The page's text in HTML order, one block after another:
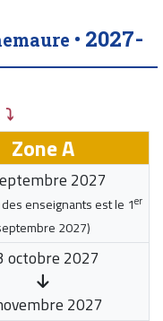
• 2027-
Zone A
2027
enseignants est le 1er
2027)
octobre 2027
2027